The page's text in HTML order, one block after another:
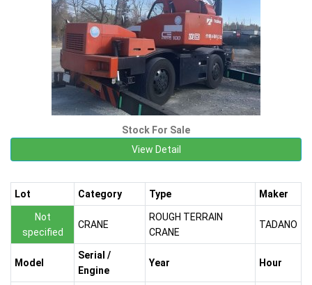
Stock For Sale
View Detail
Lot Category Type Maker
Not
specified
CRANE
ROUGH TERRAIN
CRANE
TADANO
Model
Serial /
Engine
Year Hour